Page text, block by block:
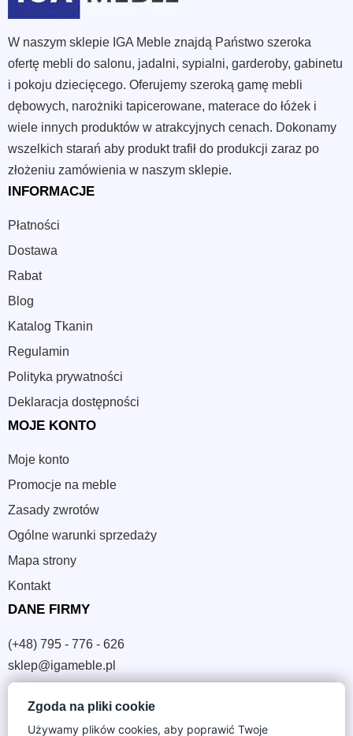
W naszym sklepie IGA Meble znajdą Państwo szeroka
ofertę mebli do salonu, jadalni, sypialni, garderoby, gabinetu
i pokoju dziecięcego. Oferujemy szeroką gamę mebli
dębowych, narożniki tapicerowane, materace do łóżek i
wiele innych produktów w atrakcyjnych cenach. Dokonamy
wszelkich starań aby produkt trafił do produkcji zaraz po
złożeniu zamówienia w naszym sklepie.
INFORMACJE
Płatności
Dostawa
Rabat
Blog
Katalog Tkanin
Regulamin
Polityka prywatności
Deklaracja dostępności
MOJE KONTO
Moje konto
Promocje na meble
Zasady zwrotów
Ogólne warunki sprzedaży
Mapa strony
Kontakt
DANE FIRMY
(+48) 795 - 776 - 626
sklep@igameble.pl
Sandomierska 4A
37-300 Leżajsk
Zgoda na pliki cookie
Używamy plików cookies, aby poprawić Twoje